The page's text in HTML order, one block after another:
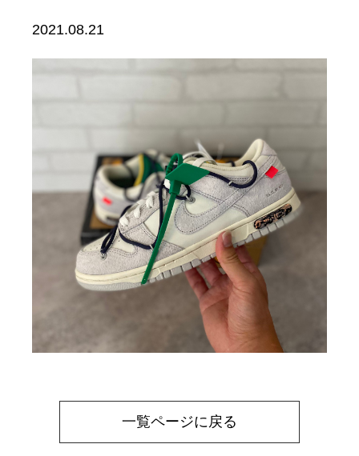
2021.08.21
一覧ページに戻る